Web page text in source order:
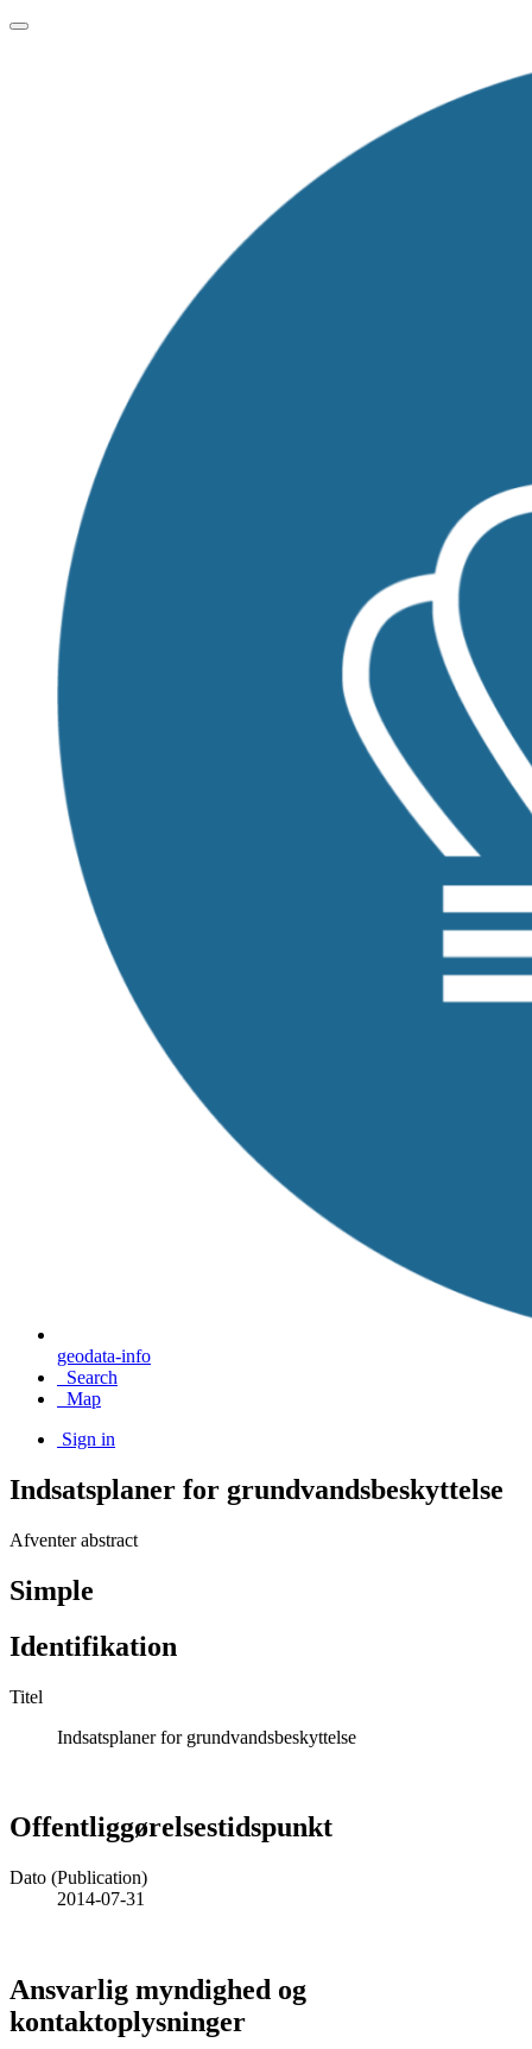
geodata-info
Search
Map
Sign in
Indsatsplaner for grundvandsbeskyttelse
Afventer abstract
Simple
Identifikation
Titel
Indsatsplaner for grundvandsbeskyttelse
Offentliggørelsestidspunkt
Dato (Publication)
2014-07-31
Ansvarlig myndighed og
kontaktoplysninger